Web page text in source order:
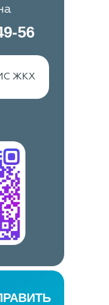
ЖКХ
56